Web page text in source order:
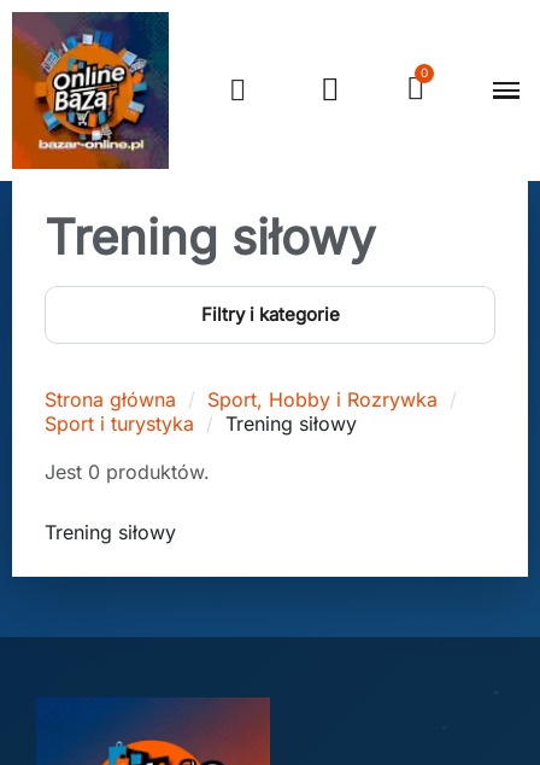
Trening siłowy
Filtry i kategorie
Strona główna
Sport, Hobby i Rozrywka
Sport i turystyka
Trening siłowy
Jest 0 produktów.
Trening siłowy